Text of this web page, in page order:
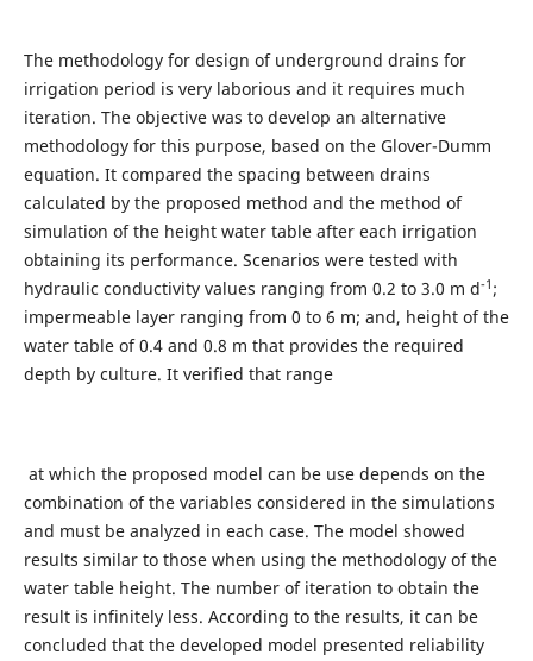
The methodology for design of underground drains for
irrigation period is very laborious and it requires much
iteration. The objective was to develop an alternative
methodology for this purpose, based on the Glover-Dumm
equation. It compared the spacing between drains
calculated by the proposed method and the method of
simulation of the height water table after each irrigation
obtaining its performance. Scenarios were tested with
hydraulic conductivity values ranging from 0.2 to 3.0 m d-1 ;
impermeable layer ranging from 0 to 6 m; and, height of the
water table of 0.4 and 0.8 m that provides the required
depth by culture. It verified that range
at which the proposed model can be use depends on the
combination of the variables considered in the simulations
and must be analyzed in each case. The model showed
results similar to those when using the methodology of the
water table height. The number of iteration to obtain the
result is infinitely less. According to the results, it can be
concluded that the developed model presented reliability